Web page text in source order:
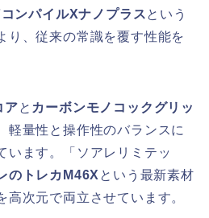
ンパイルXナノプラスという
り、従来の常識を覆す性能を
アと カーボンモノコックグリッ
軽量性と操作性のバランスに
います。「ソアレリミテッ
のトレカM46X という最新素材
高次元で両立させています。